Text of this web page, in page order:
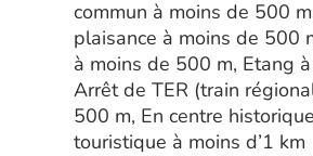
commun à moins de 500
plaisance à moins de 500
à moins de 500 m, Etang
Arrêt de TER (train
500 m, En centre
touristique à moins d’1 km